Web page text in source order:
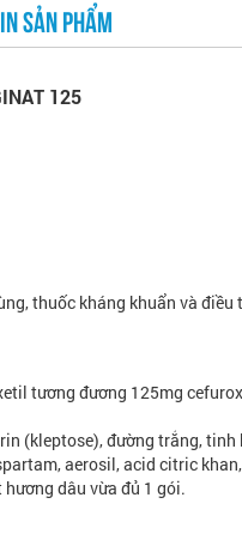
SẢN PHẨM
125
thuốc kháng khuẩn và điều
tương đương 125mg
(kleptose), đường trắng, tinh
aerosil, acid citric
dâu vừa đủ 1 gói.